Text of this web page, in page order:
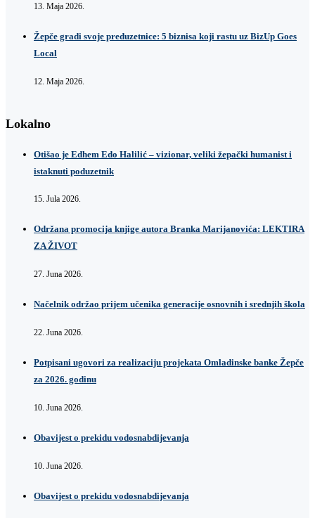
13. Maja 2026.
Žepče gradi svoje preduzetnice: 5 biznisa koji rastu uz BizUp Goes
Local
12. Maja 2026.
Lokalno
Otišao je Edhem Edo Halilić – vizionar, veliki žepački humanist i
istaknuti poduzetnik
15. Jula 2026.
Održana promocija knjige autora Branka Marijanovića: LEKTIRA
ZA ŽIVOT
27. Juna 2026.
Načelnik održao prijem učenika generacije osnovnih i srednjih škola
22. Juna 2026.
Potpisani ugovori za realizaciju projekata Omladinske banke Žepče
za 2026. godinu
10. Juna 2026.
Obavijest o prekidu vodosnabdijevanja
10. Juna 2026.
Obavijest o prekidu vodosnabdijevanja